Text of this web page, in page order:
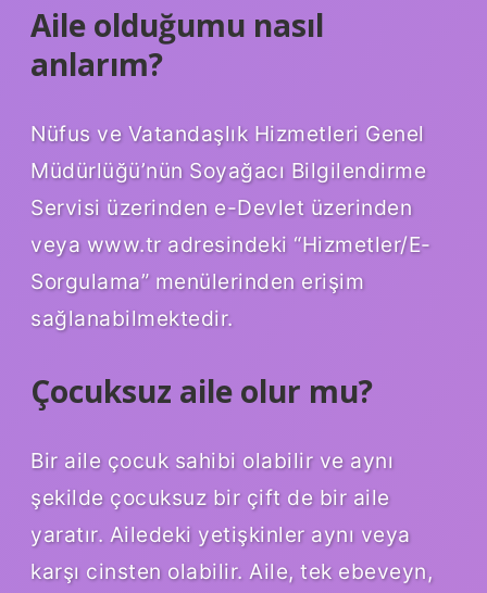
Aile olduğumu nasıl
anlarım?
Nüfus ve Vatandaşlık Hizmetleri Genel
Müdürlüğü’nün Soyağacı Bilgilendirme
Servisi üzerinden e-Devlet üzerinden
veya www.tr adresindeki “Hizmetler/E-
Sorgulama” menülerinden erişim
sağlanabilmektedir.
Çocuksuz aile olur mu?
Bir aile çocuk sahibi olabilir ve aynı
şekilde çocuksuz bir çift de bir aile
yaratır. Ailedeki yetişkinler aynı veya
karşı cinsten olabilir. Aile, tek ebeveyn,